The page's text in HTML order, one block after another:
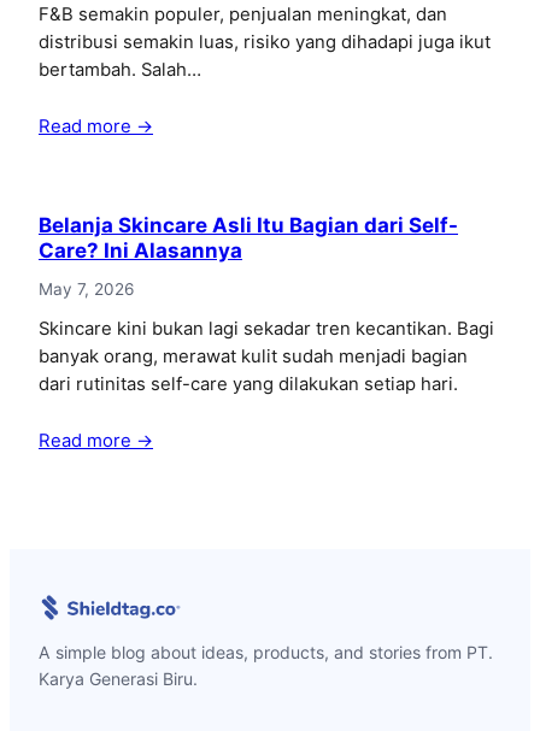
F&B semakin populer, penjualan meningkat, dan
distribusi semakin luas, risiko yang dihadapi juga ikut
bertambah. Salah…
Read more →
Belanja Skincare Asli Itu Bagian dari Self-
Care? Ini Alasannya
May 7, 2026
Skincare kini bukan lagi sekadar tren kecantikan. Bagi
banyak orang, merawat kulit sudah menjadi bagian
dari rutinitas self-care yang dilakukan setiap hari.
Read more →
A simple blog about ideas, products, and stories from PT.
Karya Generasi Biru.